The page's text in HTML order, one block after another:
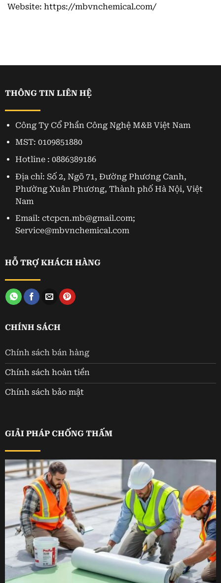
Website: https://mbvnchemical.com/
THÔNG TIN LIÊN HỆ
Công Ty Cổ Phần Công Nghệ M&B Việt Nam
MST: 0109851880
Hotline : 0886389186
Địa chỉ: Số 2, Ngõ 71, Đường Phương Canh,
Phường Xuân Phương, Thành phố Hà Nội, Việt
Nam
Email: ctcpcn.mb@gmail.com;
Service@mbvnchemical.com
HỖ TRỢ KHÁCH HÀNG
CHÍNH SÁCH
Chính sách bán hàng
Chính sách hoàn tiền
Chính sách bảo mật
GIẢI PHÁP CHỐNG THẤM